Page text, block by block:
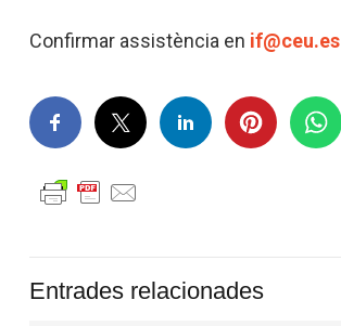
Confirmar assistència en if@ceu.es
Entrades relacionades